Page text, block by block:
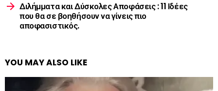
Διλήμματα και Δύσκολες Αποφάσεις : 11 Ιδέες
που θα σε βοηθήσουν να γίνεις πιο
αποφασιστικός.
YOU MAY ALSO LIKE